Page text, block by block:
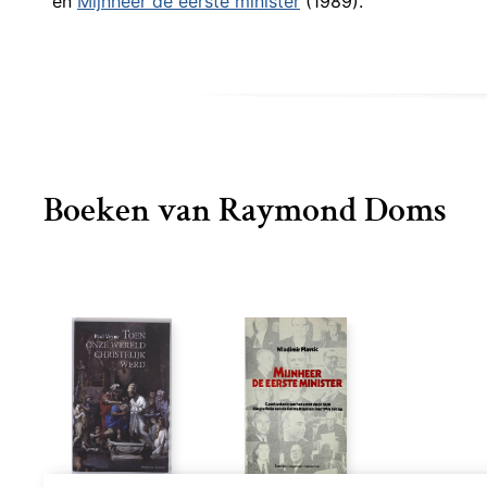
Boeken van Raymond Doms